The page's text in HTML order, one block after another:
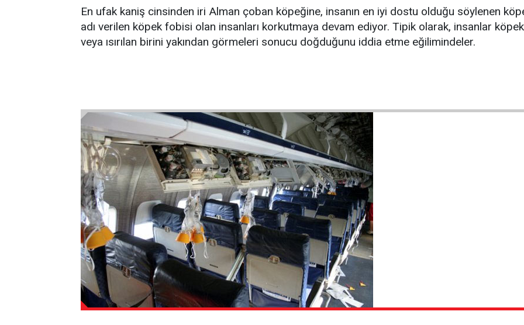
En ufak kaniş cinsinden iri Alman çoban köpeğine, insanın en iyi dostu olduğu söylenen
adı verilen köpek fobisi olan insanları korkutmaya devam ediyor. Tipik olarak, insanlar köpek
veya ısırılan birini yakından görmeleri sonucu doğduğunu iddia etme eğilimindeler.